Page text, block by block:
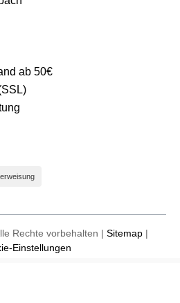
ab 50€
Rechte vorbehalten | Sitemap|
Einstellungen